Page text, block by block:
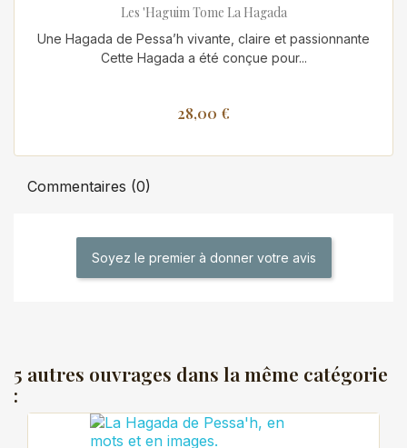
Les 'Haguim Tome La Hagada
Une Hagada de Pessa’h vivante, claire et passionnante
Cette Hagada a été conçue pour...
28,00 €
Commentaires (0)
Soyez le premier à donner votre avis
5 autres ouvrages dans la même catégorie
: